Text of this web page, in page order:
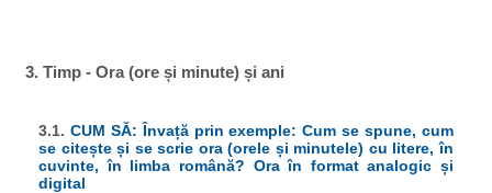
3. Timp - Ora (ore și minute) și ani
3.1.CUM SĂ: Învață prin exemple: Cum se spune, cum
se citește și se scrie ora (orele și minutele) cu litere, în
cuvinte, în limba română? Ora în format analogic și
digital